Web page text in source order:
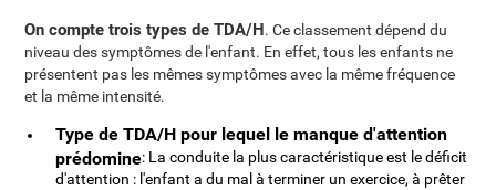
On compte trois types de TDA/H. Ce classement dépend du
niveau des symptômes de l'enfant. En effet, tous les enfants ne
présentent pas les mêmes symptômes avec la même fréquence
et la même intensité.
Type de TDA/H pour lequel le manque d'attention
prédomine: La conduite la plus caractéristique est le déficit
d'attention : l'enfant a du mal à terminer un exercice, à prêter